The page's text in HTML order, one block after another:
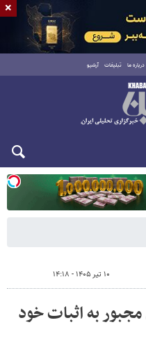
درباره ما تبلیغات آرشیو
۱۰ تیر ۱۴۰۵ - ۱۴:۱۸
مجبور به اثبات خود
×